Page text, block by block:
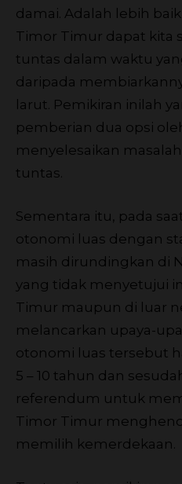
damai. Adalah lebih
Timor Timur dapat kita
tuntas dalam waktu
daripada
larut. Pemikiran inilah
pemberian dua opsi
menyelesaikan
tuntas.
Sementara itu, pada
otonomi luas dengan
masih dirundingkan di
yang tidak menyetujui
Timur maupun di luar
melancarkan upaya-
otonomi luas tersebut
5 – 10 tahun dan
referendum untuk
Timor Timur
memilih kemerdekaan.